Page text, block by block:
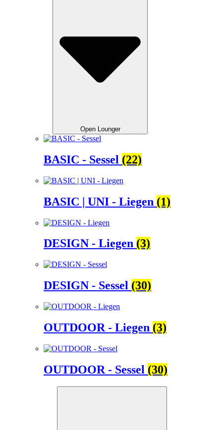
Open Lounger
BASIC - Sessel (22)
BASIC | UNI - Liegen (1)
DESIGN - Liegen (3)
DESIGN - Sessel (30)
OUTDOOR - Liegen (3)
OUTDOOR - Sessel (30)